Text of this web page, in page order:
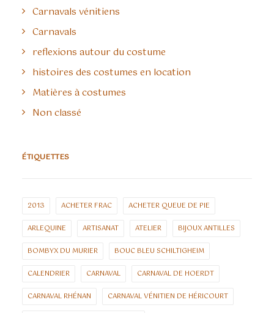
Carnavals vénitiens
Carnavals
reflexions autour du costume
histoires des costumes en location
Matières à costumes
Non classé
ÉTIQUETTES
2013 ACHETER FRAC ACHETER QUEUE DE PIE
ARLEQUINE ARTISANAT ATELIER BIJOUX ANTILLES
BOMBYX DU MURIER BOUC BLEU SCHILTIGHEIM
CALENDRIER CARNAVAL CARNAVAL DE HOERDT
CARNAVAL RHÉNAN CARNAVAL VÉNITIEN DE HÉRICOURT